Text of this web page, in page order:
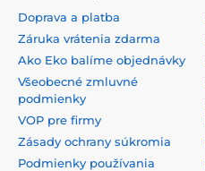
Doprava a platba
Záruka vrátenia zdarma
Ako Eko balíme objednávky
Všeobecné zmluvné
podmienky
VOP pre firmy
Zásady ochrany súkromia
Podmienky používania